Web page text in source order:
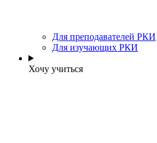
Для преподавателей РКИ
Для изучающих РКИ
Хочу учиться